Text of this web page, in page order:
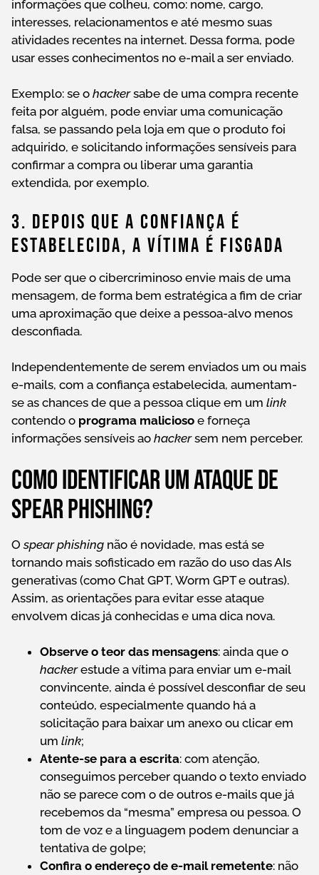
informações que colheu, como: nome, cargo,
interesses, relacionamentos e até mesmo suas
atividades recentes na internet. Dessa forma, pode
usar esses conhecimentos no e-mail a ser enviado.
Exemplo: se o hackersabe de uma compra recente
feita por alguém, pode enviar uma comunicação
falsa, se passando pela loja em que o produto foi
adquirido, e solicitando informações sensíveis para
confirmar a compra ou liberar uma garantia
extendida, por exemplo.
3. Depois Que A Confiança É
Estabelecida, A Vítima É Fisgada
Pode ser que o cibercriminoso envie mais de uma
mensagem, de forma bem estratégica a fim de criar
uma aproximação que deixe a pessoa-alvo menos
desconfiada.
Independentemente de serem enviados um ou mais
e-mails, com a confiança estabelecida, aumentam-
se as chances de que a pessoa clique em um link
contendo o programa malicioso e forneça
informações sensíveis ao hackersem nem perceber.
Como identificar um ataque de
spear phishing?
Ospear phishing não é novidade, mas está se
tornando mais sofisticado em razão do uso das AIs
generativas (como Chat GPT, Worm GPT e outras).
Assim, as orientações para evitar esse ataque
envolvem dicas já conhecidas e uma dica nova.
Observe o teor das mensagens: ainda que o
hackerestude a vítima para enviar um e-mail
convincente, ainda é possível desconfiar de seu
conteúdo, especialmente quando há a
solicitação para baixar um anexo ou clicar em
um link;
Atente-se para a escrita: com atenção,
conseguimos perceber quando o texto enviado
não se parece com o de outros e-mails que já
recebemos da “mesma” empresa ou pessoa. O
tom de voz e a linguagem podem denunciar a
tentativa de golpe;
Confira o endereço de e-mail remetente: não